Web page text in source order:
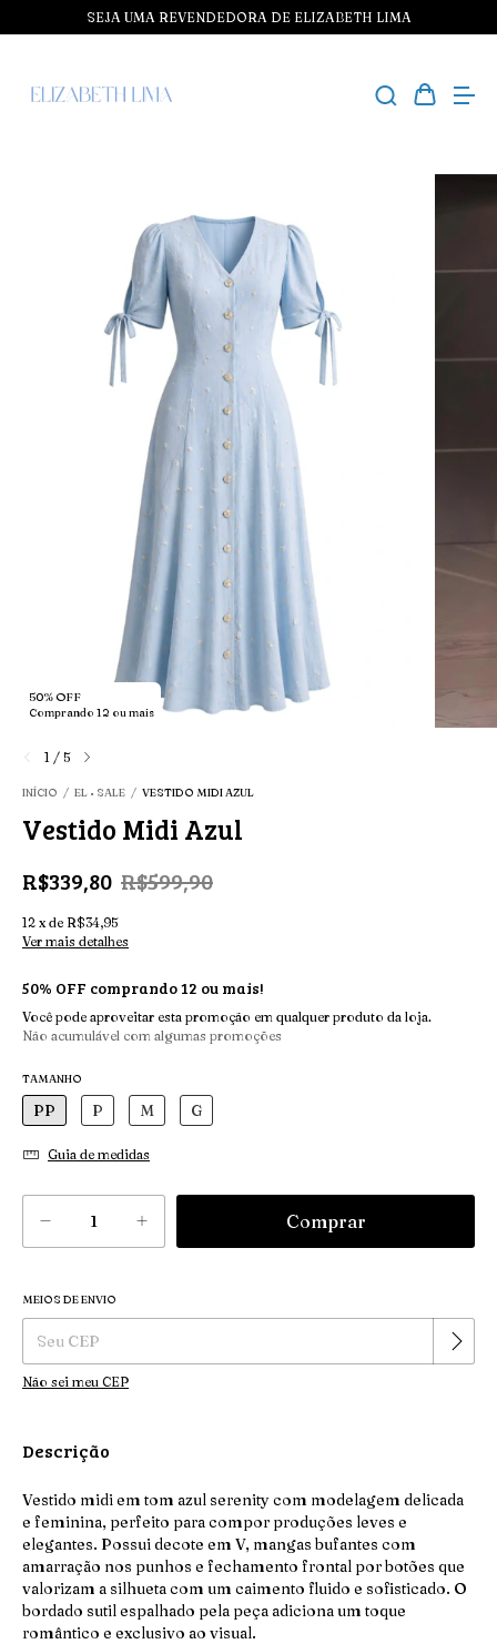
SEJA UMA REVENDEDORA DE ELIZABETH LIMA
50% OFF
Comprando 12 ou mais
1 / 5
INÍCIO / EL • SALE / VESTIDO MIDI AZUL
Vestido Midi Azul
R$339,80 R$599,90
12 x de R$34,95
Ver mais detalhes
50% OFF comprando 12 ou mais!
Você pode aproveitar esta promoção em qualquer produto da loja.
Não acumulável com algumas promoções
TAMANHO
PP P M G
Guia de medidas
Entregas para o CEP:
MEIOS DE ENVIO
Não sei meu CEP
Descrição
Vestido midi em tom azul serenity com modelagem delicada
e feminina, perfeito para compor produções leves e
elegantes. Possui decote em V, mangas bufantes com
amarração nos punhos e fechamento frontal por botões que
valorizam a silhueta com um caimento fluido e sofisticado. O
bordado sutil espalhado pela peça adiciona um toque
romântico e exclusivo ao visual.